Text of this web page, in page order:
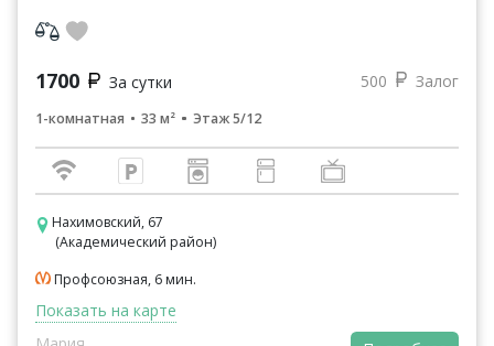
1700 За сутки 500 Залог
1-комнатная 33 м² Этаж 5/12
Нахимовский, 67
(Академический район)
Профсоюзная, 6 мин.
Показать на карте